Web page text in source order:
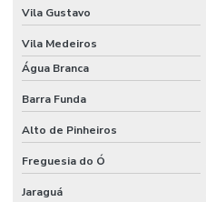
Vila Gustavo
Vila Medeiros
Água Branca
Barra Funda
Alto de Pinheiros
Freguesia do Ó
Jaraguá